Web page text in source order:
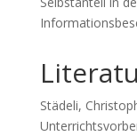
Städeli,